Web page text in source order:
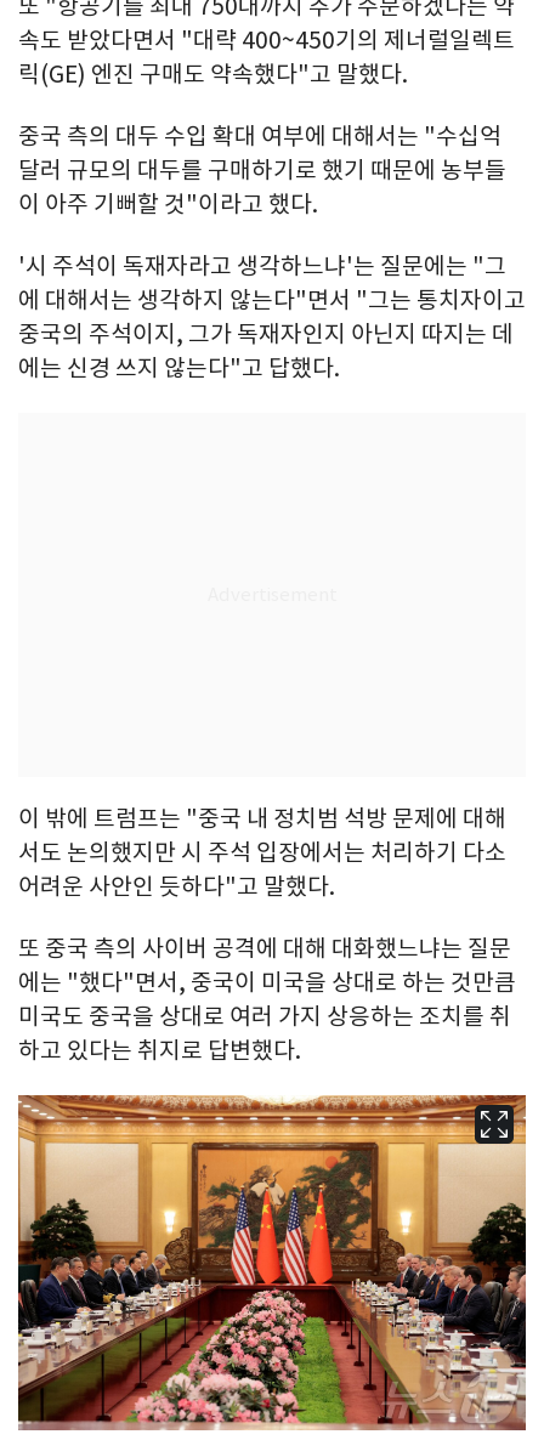
속도 받았다면서 "대략 400~450기의 제너럴일렉트
릭(GE) 엔진 구매도 약속했다"고 말했다.
중국 측의 대두 수입 확대 여부에 대해서는 "수십억
달러 규모의 대두를 구매하기로 했기 때문에 농부들
이 아주 기뻐할 것"이라고 했다.
'시 주석이 독재자라고 생각하느냐'는 질문에는 "그
에 대해서는 생각하지 않는다"면서 "그는 통치자이고
중국의 주석이지, 그가 독재자인지 아닌지 따지는 데
에는 신경 쓰지 않는다"고 답했다.
이 밖에 트럼프는 "중국 내 정치범 석방 문제에 대해
서도 논의했지만 시 주석 입장에서는 처리하기 다소
어려운 사안인 듯하다"고 말했다.
또 중국 측의 사이버 공격에 대해 대화했느냐는 질문
에는 "했다"면서, 중국이 미국을 상대로 하는 것만큼
미국도 중국을 상대로 여러 가지 상응하는 조치를 취
하고 있다는 취지로 답변했다.